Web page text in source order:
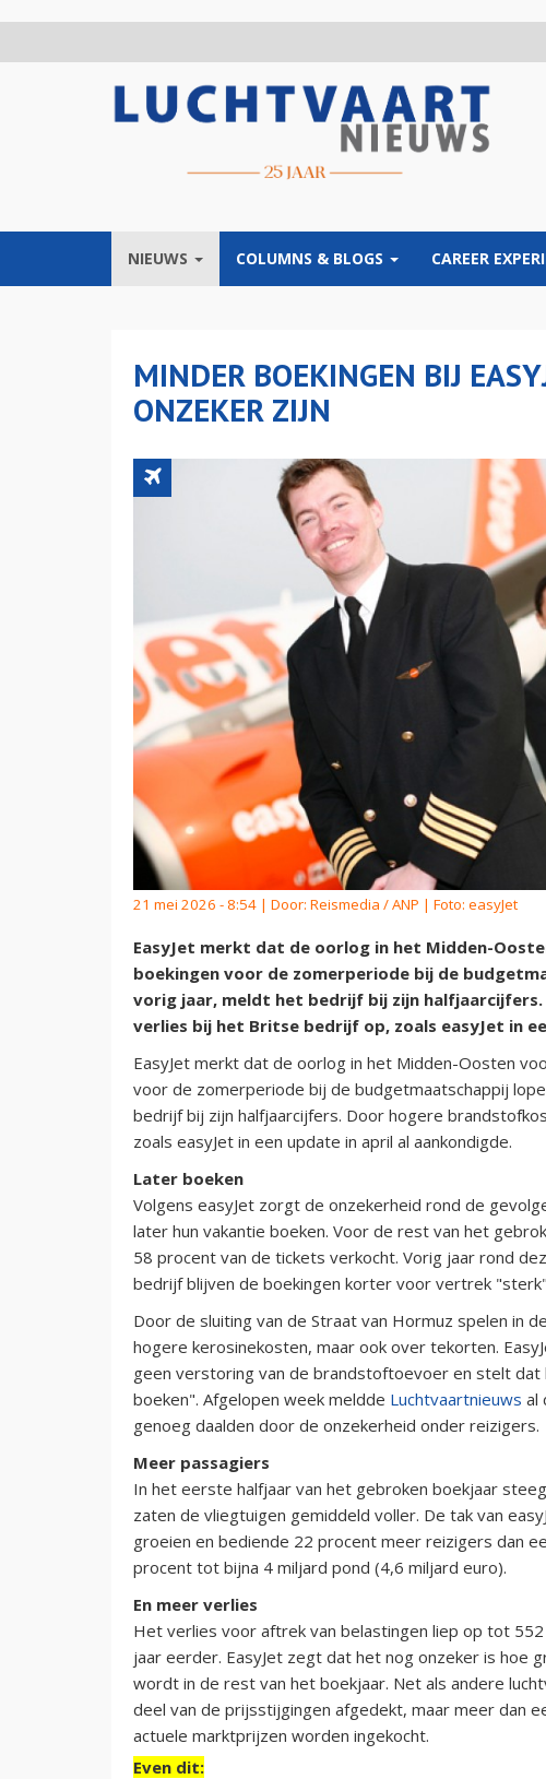
NIEUWS COLUMNS & BLOGS CAREER
MINDER BOEKINGEN BIJ
ONZEKER ZIJN
21 mei 2026 - 8:54 | Door: Reismedia / ANP | Foto: easyJet
EasyJet merkt dat de oorlog in het Midden-
boekingen voor de zomerperiode bij de
vorig jaar, meldt het bedrijf bij zijn
verlies bij het Britse bedrijf op, zoals easyJet in
EasyJet merkt dat de oorlog in het Midden-Oosten
voor de zomerperiode bij de budgetmaatschappij
bedrijf bij zijn halfjaarcijfers. Door hogere
zoals easyJet in een update in april al aankondigde.
Later boeken
Volgens easyJet zorgt de onzekerheid rond de
later hun vakantie boeken. Voor de rest van het
58 procent van de tickets verkocht. Vorig jaar rond
bedrijf blijven de boekingen korter voor vertrek
Door de sluiting van de Straat van Hormuz spelen in
hogere kerosinekosten, maar ook over tekorten.
geen verstoring van de brandstoftoevoer en stelt dat
boeken". Afgelopen week meldde Luchtvaartnieuws al
genoeg daalden door de onzekerheid onder reizigers.
Meer passagiers
In het eerste halfjaar van het gebroken boekjaar
zaten de vliegtuigen gemiddeld voller. De tak van
groeien en bediende 22 procent meer reizigers dan
procent tot bijna 4 miljard pond (4,6 miljard euro).
En meer verlies
Het verlies voor aftrek van belastingen liep op tot
jaar eerder. EasyJet zegt dat het nog onzeker is
wordt in de rest van het boekjaar. Net als andere
deel van de prijsstijgingen afgedekt, maar meer dan
actuele marktprijzen worden ingekocht.
Even dit: